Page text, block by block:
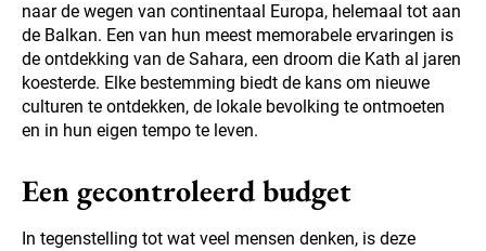
naar de wegen van continentaal Europa, helemaal tot aan
de Balkan. Een van hun meest memorabele ervaringen is
de ontdekking van de Sahara, een droom die Kath al jaren
koesterde. Elke bestemming biedt de kans om nieuwe
culturen te ontdekken, de lokale bevolking te ontmoeten
en in hun eigen tempo te leven.
Een gecontroleerd budget
In tegenstelling tot wat veel mensen denken, is deze